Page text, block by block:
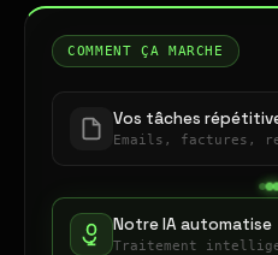
COMMENT ÇA MARCHE
Vos tâches
Emails, factures,
Notre IA automatise
Traitement